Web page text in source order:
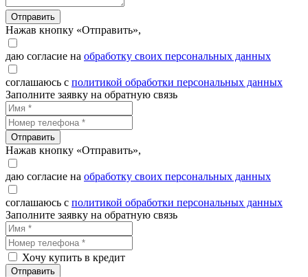
Отправить
Нажав кнопку «Отправить»,
даю согласие на обработку своих персональных данных
соглашаюсь с политикой обработки персональных данных
Заполните заявку на обратную связь
Отправить
Нажав кнопку «Отправить»,
даю согласие на обработку своих персональных данных
соглашаюсь с политикой обработки персональных данных
Заполните заявку на обратную связь
Хочу купить в кредит
Отправить